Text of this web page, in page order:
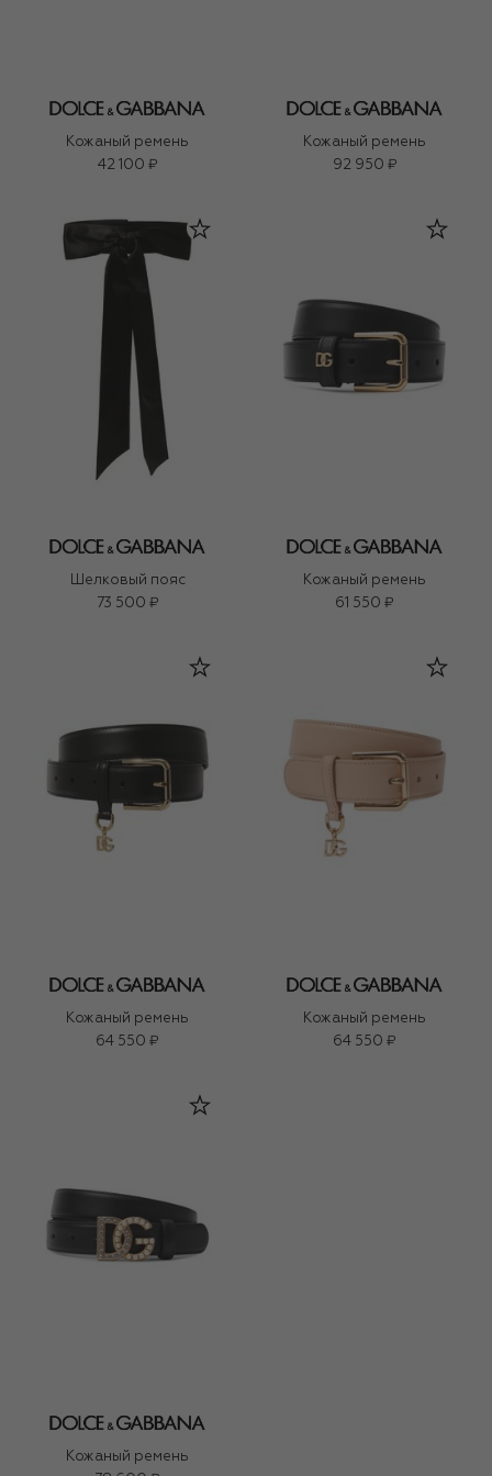
Кожаный ремень
42 100 ₽
Кожаный ремень
92 950 ₽
Шелковый пояс
73 500 ₽
Кожаный ремень
61 550 ₽
Кожаный ремень
64 550 ₽
Кожаный ремень
64 550 ₽
Кожаный ремень